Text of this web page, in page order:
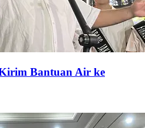
Bantuan Air ke